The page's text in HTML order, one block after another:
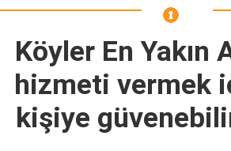
Köyler En Yakın
hizmeti vermek
kişiye